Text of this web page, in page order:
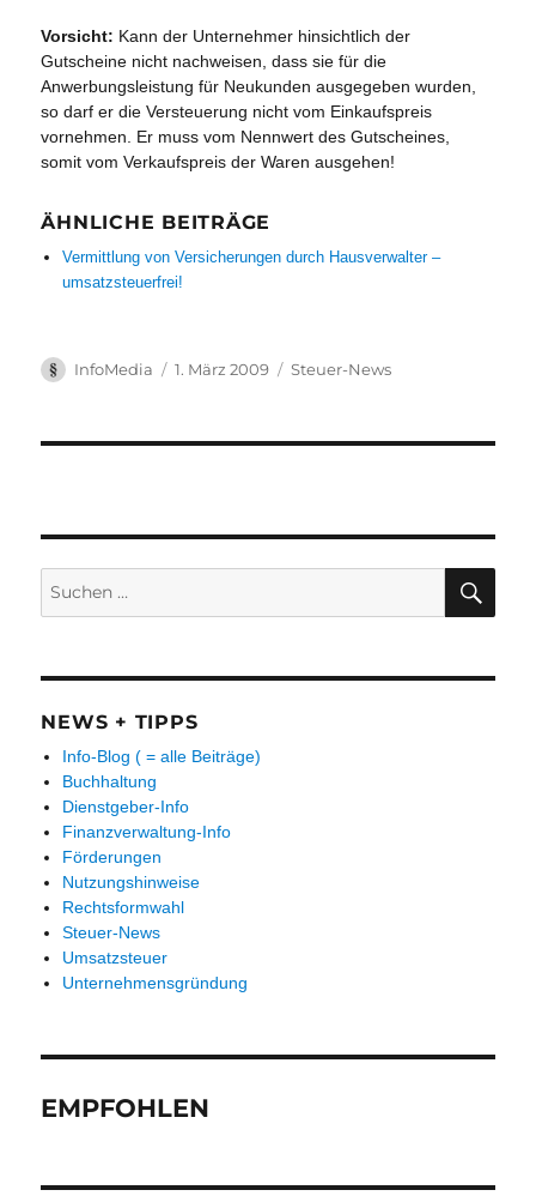
Vorsicht: Kann der Unternehmer hinsichtlich der
Gutscheine nicht nachweisen, dass sie für die
Anwerbungsleistung für Neukunden ausgegeben wurden,
so darf er die Versteuerung nicht vom Einkaufspreis
vornehmen. Er muss vom Nennwert des Gutscheines,
somit vom Verkaufspreis der Waren ausgehen!
ÄHNLICHE BEITRÄGE
Vermittlung von Versicherungen durch Hausverwalter –
umsatzsteuerfrei!
Autor
InfoMedia
Veröffentlicht
1. März 2009 Kategorien
Steuer-News
nach:
NEWS + TIPPS
Info-Blog ( = alle Beiträge)
Buchhaltung
Dienstgeber-Info
Finanzverwaltung-Info
Förderungen
Nutzungshinweise
Rechtsformwahl
Steuer-News
Umsatzsteuer
Unternehmensgründung
EMPFOHLEN